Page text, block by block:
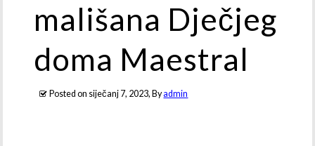
mališana Dječjeg
doma Maestral
Posted on siječanj 7, 2023, Byadmin